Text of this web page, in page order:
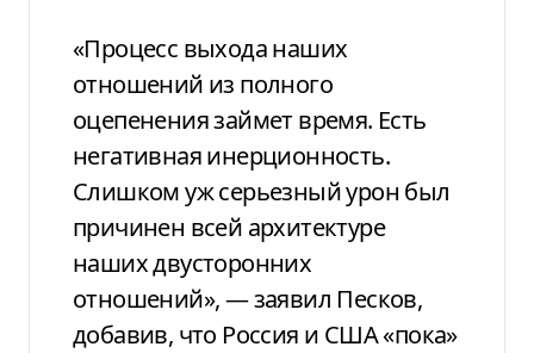
«Процесс выхода наших
отношений из полного
оцепенения займет время. Есть
негативная инерционность.
Слишком уж серьезный урон был
причинен всей архитектуре
наших двусторонних
отношений», — заявил Песков,
добавив, что Россия и США «пока»